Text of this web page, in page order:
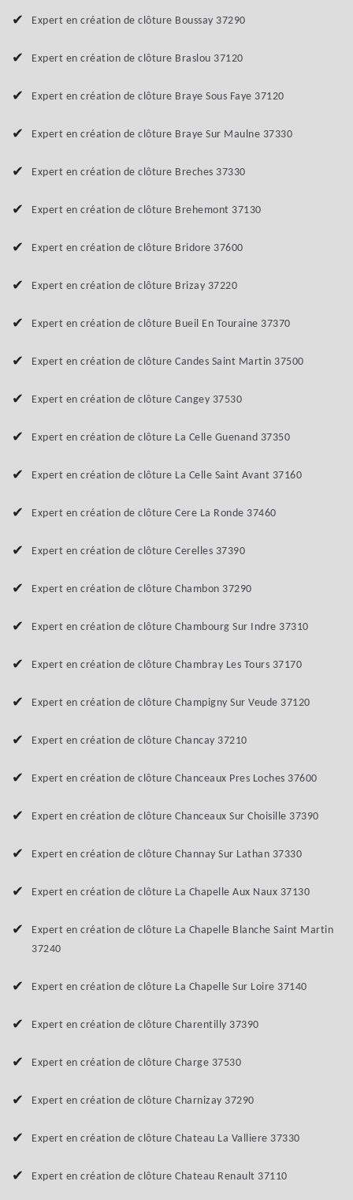
Expert en création de clôture Boussay 37290
Expert en création de clôture Braslou 37120
Expert en création de clôture Braye Sous Faye 37120
Expert en création de clôture Braye Sur Maulne 37330
Expert en création de clôture Breches 37330
Expert en création de clôture Brehemont 37130
Expert en création de clôture Bridore 37600
Expert en création de clôture Brizay 37220
Expert en création de clôture Bueil En Touraine 37370
Expert en création de clôture Candes Saint Martin 37500
Expert en création de clôture Cangey 37530
Expert en création de clôture La Celle Guenand 37350
Expert en création de clôture La Celle Saint Avant 37160
Expert en création de clôture Cere La Ronde 37460
Expert en création de clôture Cerelles 37390
Expert en création de clôture Chambon 37290
Expert en création de clôture Chambourg Sur Indre 37310
Expert en création de clôture Chambray Les Tours 37170
Expert en création de clôture Champigny Sur Veude 37120
Expert en création de clôture Chancay 37210
Expert en création de clôture Chanceaux Pres Loches 37600
Expert en création de clôture Chanceaux Sur Choisille 37390
Expert en création de clôture Channay Sur Lathan 37330
Expert en création de clôture La Chapelle Aux Naux 37130
Expert en création de clôture La Chapelle Blanche Saint Martin
37240
Expert en création de clôture La Chapelle Sur Loire 37140
Expert en création de clôture Charentilly 37390
Expert en création de clôture Charge 37530
Expert en création de clôture Charnizay 37290
Expert en création de clôture Chateau La Valliere 37330
Expert en création de clôture Chateau Renault 37110